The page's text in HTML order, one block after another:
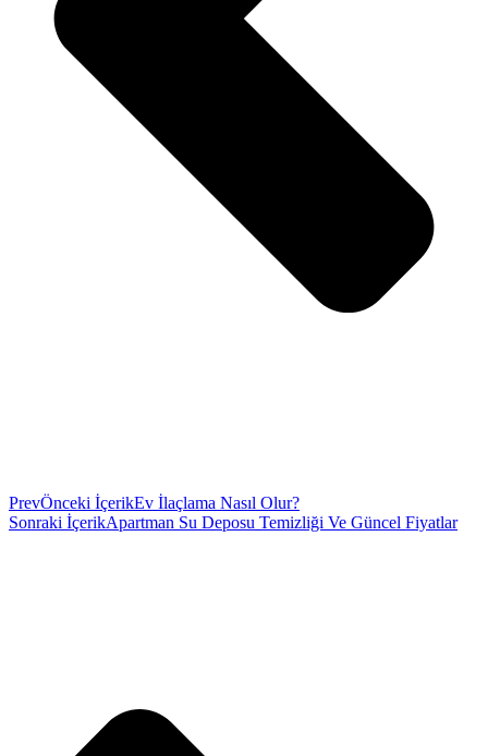
PrevÖnceki İçerikEv İlaçlama Nasıl Olur?
Sonraki İçerikApartman Su Deposu Temizliği Ve Güncel Fiyatlar